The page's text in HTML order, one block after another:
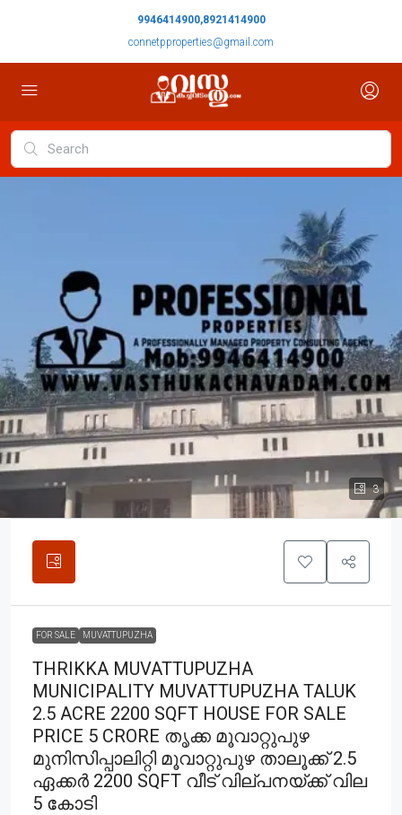
9946414900,8921414900
connetpproperties@gmail.com
3
FOR SALE MUVATTUPUZHA
THRIKKA MUVATTUPUZHA
MUNICIPALITY MUVATTUPUZHA TALUK
2.5 ACRE 2200 SQFT HOUSE FOR SALE
PRICE 5 CRORE തൃക്ക മൂവാറ്റുപുഴ
മുനിസിപ്പാലിറ്റി മൂവാറ്റുപുഴ താലൂക്ക് 2.5
ഏക്കർ 2200 SQFT വീട് വില്പനയ്ക്ക് വില
5 കോടി